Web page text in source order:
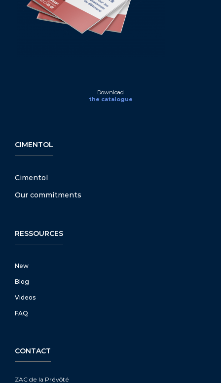
Download
the catalogue
CIMENTOL
Cimentol
Our commitments
RESSOURCES
New
Blog
Videos
FAQ
CONTACT
ZAC de la Prévôté